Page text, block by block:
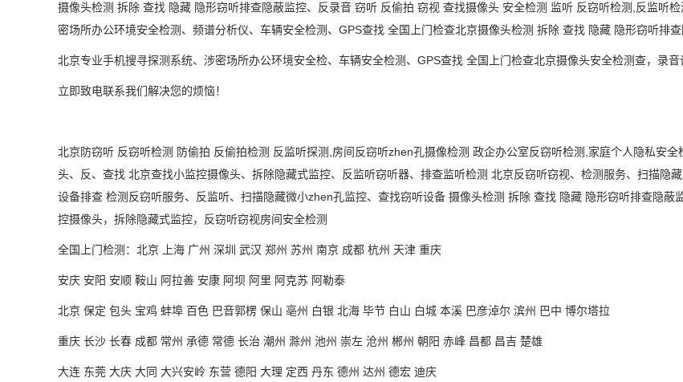
摄像头检测 拆除 查找 隐藏 隐形窃听排查隐蔽监控、反录音 窃听 反偷拍 窃视 查找摄像头 安全检测 监听 反窃听检测 ,反监听
密场所办公环境安全检测、频谱分析仪、车辆安全检测、GPS查找 全国上门检查北京摄像头检测 拆除 查找 隐藏 隐形窃听排
北京专业手机搜寻探测系统、涉密场所办公环境安全检、车辆安全检测、 GPS查找 全国上门检查北京摄像头安全检测查，录
立即致电联系我们解决您的烦恼！
北京防窃听 反窃听检测 防偷拍 反偷拍检测 反监听探测 ,房间反窃听zhen孔摄像检测 政企办公室反窃听检测 ,家庭个人隐私安
头、反、查找 北京查找小监控摄像头、拆除隐藏式监控、反监听窃听器、排查监听检测 北京反窃听窃视、检测服务、扫描隐
设备排查 检测反窃听服务、反监听、扫描隐藏微小zhen孔监控、查找窃听设备 摄像头检测 拆除 查找 隐藏 隐形窃听排查隐蔽
控摄像头，拆除隐藏式监控，反窃听窃视房间安全检测
全国上门检测： 北京 上海 广州 深圳 武汉 郑州 苏州 南京 成都 杭州 天津 重庆
安庆 安阳 安顺 鞍山 阿拉善 安康 阿坝 阿里 阿克苏 阿勒泰
北京 保定 包头 宝鸡 蚌埠 百色 巴音郭楞 保山 亳州 白银 北海 毕节 白山 白城 本溪 巴彦淖尔 滨州 巴中 博尔塔拉
重庆 长沙 长春 成都 常州 承德 常德 长治 潮州 滁州 池州 崇左 沧州 郴州 朝阳 赤峰 昌都 昌吉 楚雄
大连 东莞 大庆 大同 大兴安岭 东营 德阳 大理 定西 丹东 德州 达州 德宏 迪庆